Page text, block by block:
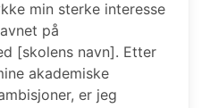
min sterke interesse
på
[skolens navn]. Etter
akademiske
er jeg